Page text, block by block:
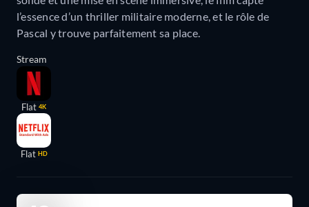
l’essence d’un thriller militaire moderne, et le rôle de
Pascal y trouve parfaitement sa place.
Stream
Flat 4K
Flat HD